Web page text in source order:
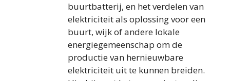
buurtbatterij, en het verdelen van
elektriciteit als oplossing voor een
buurt, wijk of andere lokale
energiegemeenschap om de
productie van hernieuwbare
elektriciteit uit te kunnen breiden.